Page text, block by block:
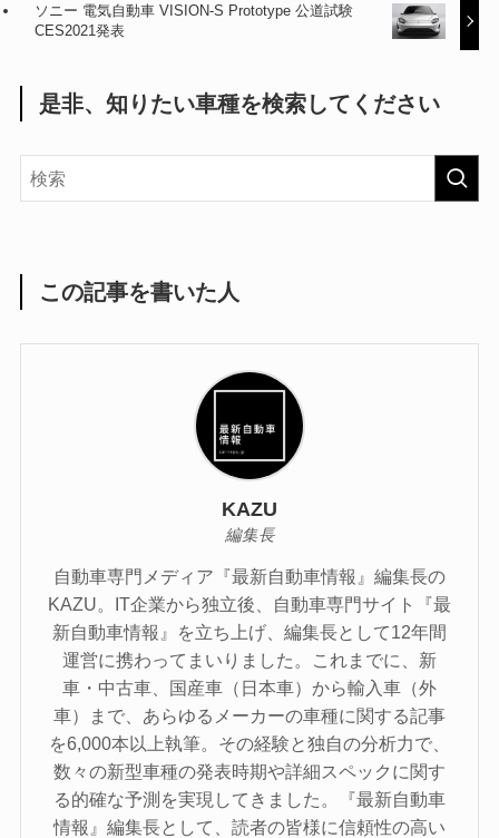
ソニー 電気自動車 VISION-S Prototype 公道試験
CES2021発表
是非、知りたい車種を検索してください
この記事を書いた人
KAZU
編集長
自動車専門メディア『最新自動車情報』編集長の
KAZU。IT企業から独立後、自動車専門サイト『最
新自動車情報』を立ち上げ、編集長として12年間
運営に携わってまいりました。これまでに、新
車・中古車、国産車（日本車）から輸入車（外
車）まで、あらゆるメーカーの車種に関する記事
を6,000本以上執筆。その経験と独自の分析力で、
数々の新型車種の発表時期や詳細スペックに関す
る的確な予測を実現してきました。『最新自動車
情報』編集長として、読者の皆様に信頼性の高い